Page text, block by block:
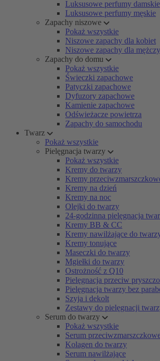
Luksusowe perfumy damskie
Luksusowe perfumy męskie
Zapachy niszowe
Pokaż wszystkie
Niszowe zapachy dla kobiet
Niszowe zapachy dla
Zapachy do domu
Pokaż wszystkie
Świeczki zapachowe
Patyczki zapachowe
Dyfuzory zapachowe
Kamienie zapachowe
Odświeżacze powietrza
Zapachy do samochodu
Twarz
Pokaż wszystkie
Pielęgnacja twarzy
Pokaż wszystkie
Kremy do twarzy
Kremy
Kremy na dzień
Kremy na noc
Olejki do twarzy
24-godzinna pielęgnacja
Kremy BB & CC
Kremy nawilżające do
Kremy tonujące
Maseczki do twarzy
Mgiełki do twarzy
Ostrożność z Q10
Pielęgnacja przeciw
Pielęgnacja twarzy bez
Szyja i dekolt
Zestawy do pielęgnacji
Serum do twarzy
Pokaż wszystkie
Serum
Kolagen do twarzy
Serum nawilżające